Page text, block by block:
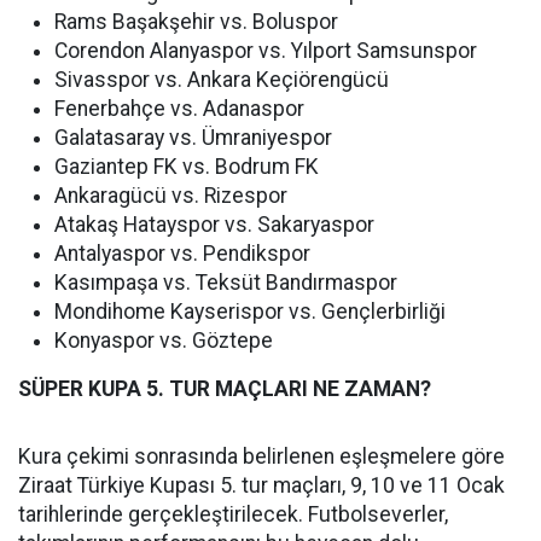
Rams Başakşehir vs. Boluspor
Corendon Alanyaspor vs. Yılport Samsunspor
Sivasspor vs. Ankara Keçiörengücü
Fenerbahçe vs. Adanaspor
Galatasaray vs. Ümraniyespor
Gaziantep FK vs. Bodrum FK
Ankaragücü vs. Rizespor
Atakaş Hatayspor vs. Sakaryaspor
Antalyaspor vs. Pendikspor
Kasımpaşa vs. Teksüt Bandırmaspor
Mondihome Kayserispor vs. Gençlerbirliği
Konyaspor vs. Göztepe
SÜPER KUPA 5. TUR MAÇLARI NE ZAMAN?
Kura çekimi sonrasında belirlenen eşleşmelere göre
Ziraat Türkiye Kupası 5. tur maçları, 9, 10 ve 11 Ocak
tarihlerinde gerçekleştirilecek. Futbolseverler,